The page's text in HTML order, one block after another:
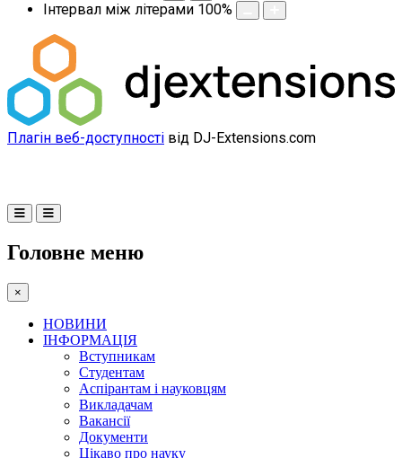
Інтервал між літерами 100%
Плагін веб-доступності від DJ-Extensions.com
Головне меню
×
НОВИНИ
ІНФОРМАЦІЯ
Вступникам
Студентам
Аспірантам і науковцям
Викладачам
Вакансії
Документи
Цікаво про науку